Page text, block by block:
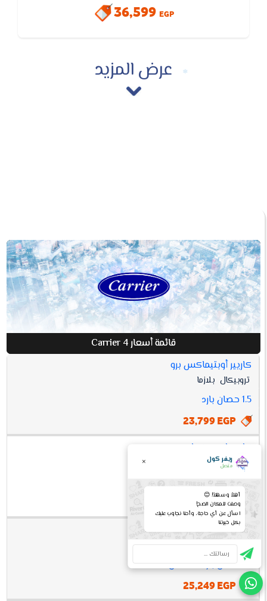
الـمروحة نتيجة زيادة حركة انسياب الهواء.
36,599 EGP
عرض المزيد
قائمة أسعار Carrier 4
افضل
أسعار
CARRIER
4
مواصفات
كاريير أوبتيماكس برو
تروبيكال بلازما
1.5 حصان بارد
23,799 EGP
كاريير اكس كول
تروبيكال بلازما
1.5 حصان بارد
23,799 EGP
كاريير اوبتيماكس برو
تروبيكال بلازما
1.5 حصان بارد / ساخن
25,249 EGP
ريفر كول
متصل ×
أهلاً وسهلاً! 😊
وصلت للمكان الصح!
اسأل عن أي حاجة، وأحنا نجاوب عليك
بكل خبرتنا